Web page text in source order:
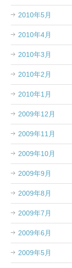
2010年5月
2010年4月
2010年3月
2010年2月
2010年1月
2009年12月
2009年11月
2009年10月
2009年9月
2009年8月
2009年7月
2009年6月
2009年5月